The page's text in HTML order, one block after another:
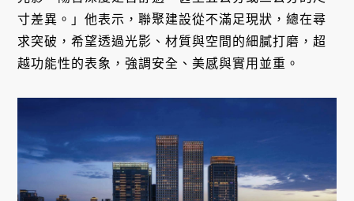
寸差異。」他表示，聯聚建設從不滿足現狀，總在尋
求突破，希望透過光影、材質與空間的細膩打磨，超
越功能性的表象，強調安全、美感與實用並重。